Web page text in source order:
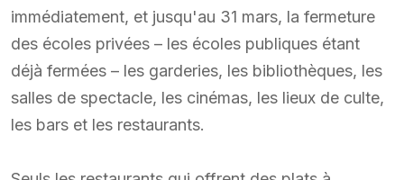
immédiatement, et jusqu'au 31 mars, la fermeture
des écoles privées – les écoles publiques étant
déjà fermées – les garderies, les bibliothèques, les
salles de spectacle, les cinémas, les lieux de culte,
les bars et les restaurants.